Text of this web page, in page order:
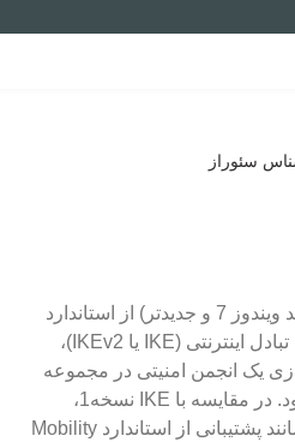
سئوراز
سیستم‌های عامل مدرن (مانند ویندوز 7 و جدیدتر) از استاندارد
IKEv2 پشتیبانی می‌کنند. کلید تبادل اینترنتی (IKE یا IKEv2)،
یک انجمن امنیتی در مجموعه
پروتکل IPsec استفاده می‌شود. در مقایسه با IKE نسخه1،
IKEv2 شامل پیشرفت‌هایی مانند پشتیبانی از استاندارد Mobility